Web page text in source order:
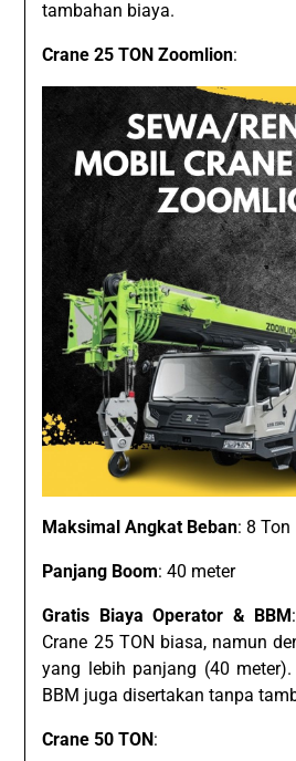
tambahan biaya.
Crane 25 TON Zoomlion:
Maksimal Angkat Beban: 8 Ton
Panjang Boom: 40 meter
Gratis Biaya Operator & BBM
Crane 25 TON biasa, namun
yang lebih panjang (40
BBM juga disertakan tanpa
Crane 50 TON :